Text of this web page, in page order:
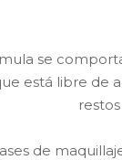
se
está libre de
de